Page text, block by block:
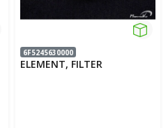
6F5245630000
ELEMENT, FILTER